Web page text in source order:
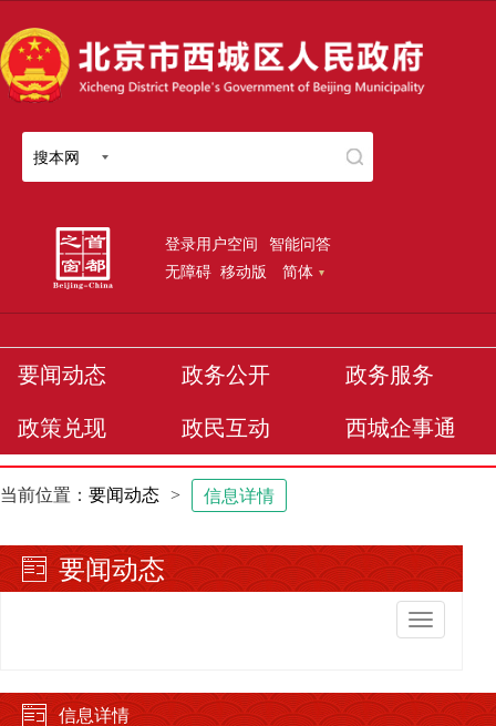
搜本网
登录用户空间 智能问答
无障碍 移动版 简体
要闻动态 政务公开 政务服务
政策兑现 政民互动 西城企事通
当前位置： 要闻动态 > 信息详情
要闻动态
切
换
航
信息详情